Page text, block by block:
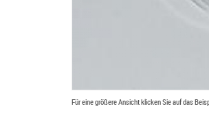
Für eine größere Ansicht klicken Sie auf das